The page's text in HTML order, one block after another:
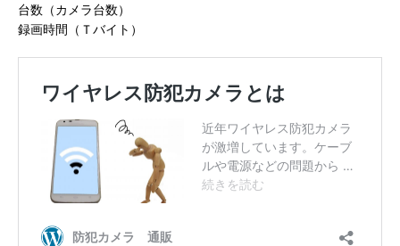
台数（カメラ台数）
録画時間（Ｔバイト）